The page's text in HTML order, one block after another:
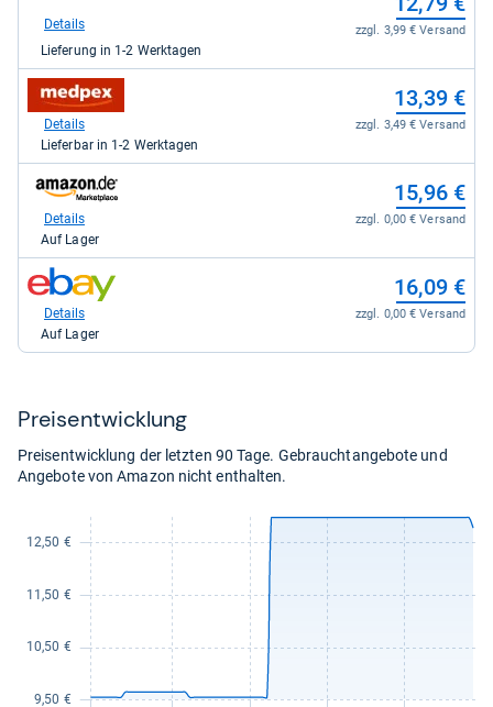
Shop
DE
für
12,79
kaufen.
zzgl. 3,99 € Versand
Details
Lieferung in 1-2 Werktagen
zum
Shop:
medpex
kaufen.
13,39 €
zzgl. 3,49 € Versand
Details
Lieferbar in 1-2 Werktagen
zum
Shop:
Amazon.de
15,96
kaufen.
15,96 €
zzgl. 0,00 € Versand
Details
Auf Lager
zum
Shop:
eBay
16,09 €
zzgl. 0,00 € Versand
Details
Auf Lager
Preis­ent­wick­lung
Preisentwicklung der letzten 90 Tage. Gebrauchtangebote und
Angebote von Amazon nicht enthalten.